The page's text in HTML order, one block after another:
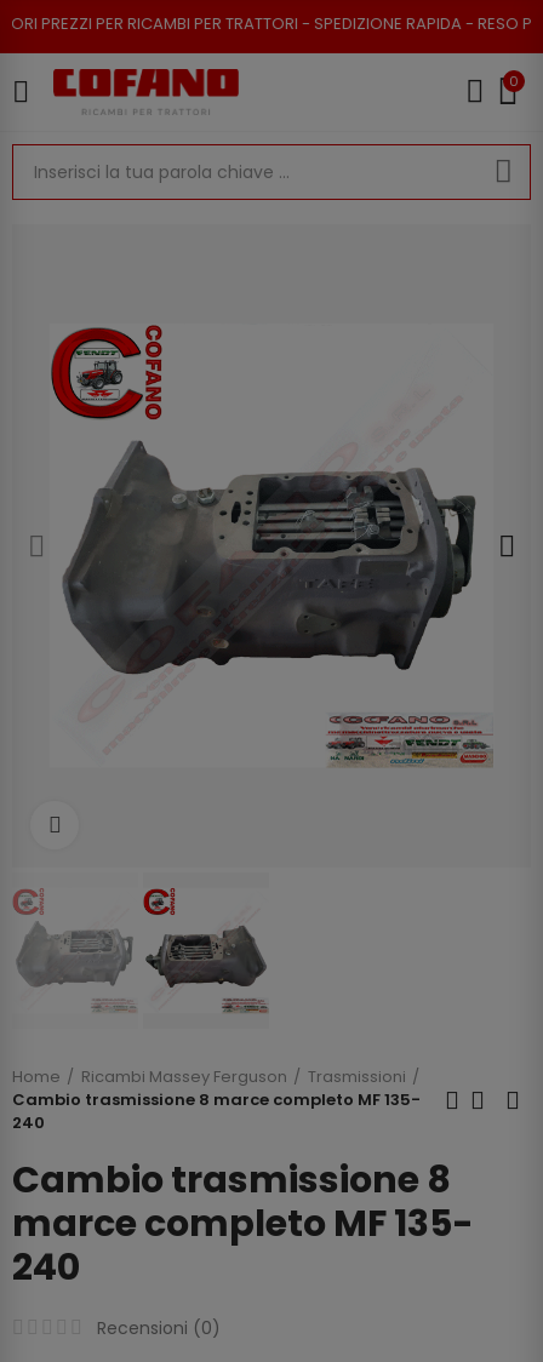
PER RICAMBI PER TRATTORI - SPEDIZIONE RAPIDA - RESO POSSIBILE
0
Home Ricambi Massey Ferguson
Trasmissioni
Cambio trasmissione 8 marce completo MF 135-
240
Cambio trasmissione 8
marce completo MF 135-
240
Recensioni (0)